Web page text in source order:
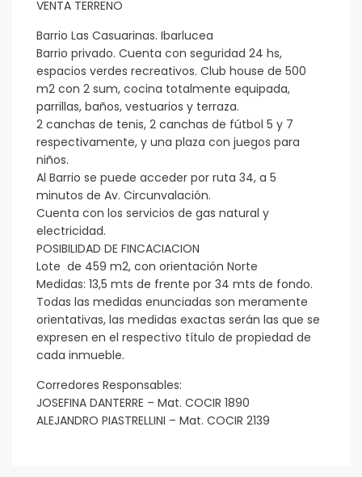
VENTA TERRENO
Barrio Las Casuarinas. Ibarlucea
Barrio privado. Cuenta con seguridad 24 hs,
espacios verdes recreativos. Club house de 500
m2 con 2 sum, cocina totalmente equipada,
parrillas, baños, vestuarios y terraza.
2 canchas de tenis, 2 canchas de fútbol 5 y 7
respectivamente, y una plaza con juegos para
niños.
Al Barrio se puede acceder por ruta 34, a 5
minutos de Av. Circunvalación.
Cuenta con los servicios de gas natural y
electricidad.
POSIBILIDAD DE FINCACIACION
Lote de 459 m2, con orientación Norte
Medidas: 13,5 mts de frente por 34 mts de fondo.
Todas las medidas enunciadas son meramente
orientativas, las medidas exactas serán las que se
expresen en el respectivo título de propiedad de
cada inmueble.
Corredores Responsables:
JOSEFINA DANTERRE – Mat. COCIR 1890
ALEJANDRO PIASTRELLINI – Mat. COCIR 2139